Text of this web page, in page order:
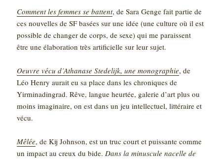
Comment les femmes se battent, de Sara Genge fait partie de
ces nouvelles de SF basées sur une idée (une culture où il est
possible de changer de corps, de sexe) qui me paraissent
être une élaboration très artificielle sur leur sujet.
Oeuvre vécu d’Athanase Stedelijk, une monographie, de
Léo Henry aurait eu sa place dans les chroniques de
Yirminadingrad. Rêve, langue heurtée, galerie d’art plus ou
moins imaginaire, on est dans un jeu intellectuel, littéraire et
vécu.
Mêlée, de Kij Johnson, est un truc court et puissante comme
un impact au creux du bide.Dans la minuscule nacelle de